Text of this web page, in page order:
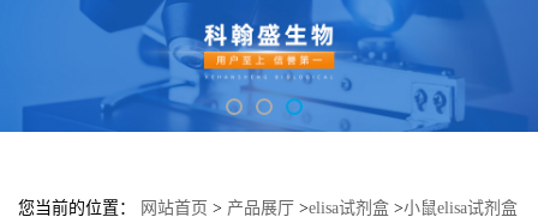
您当前的位置： 网站首页 > 产品展厅 >elisa试剂盒 >小鼠elisa试剂盒